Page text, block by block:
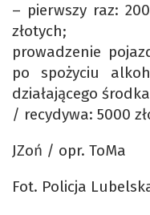
– pierwszy raz:
złotych;
prowadzenie
po spożyciu
działającego
/ recydywa: 5000
JZoń / opr. ToMa
Fot. Policja